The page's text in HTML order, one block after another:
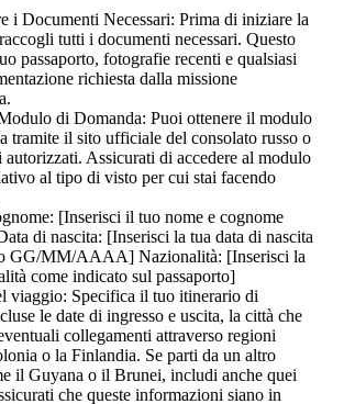
i Documenti Necessari: Prima di iniziare la
tutti i documenti necessari. Questo
passaporto, fotografie recenti e qualsiasi
richiesta dalla missione
di Domanda: Puoi ottenere il modulo
tramite il sito ufficiale del consolato russo o
autorizzati. Assicurati di accedere al modulo
al tipo di visto per cui stai facendo
[Inserisci il tuo nome e cognome
di nascita: [Inserisci la tua data di nascita
GG/MM/AAAA] Nazionalità: [Inserisci la
come indicato sul passaporto]
viaggio: Specifica il tuo itinerario di
le date di ingresso e uscita, la città che
collegamenti attraverso regioni
o la Finlandia. Se parti da un altro
il Guyana o il Brunei, includi anche quei
che queste informazioni siano in